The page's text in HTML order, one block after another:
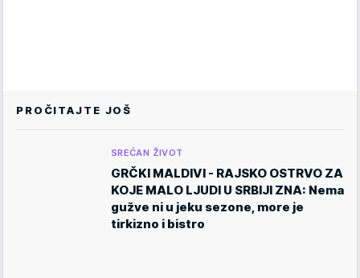
PROČITAJTE JOŠ
SREĆAN ŽIVOT
GRČKI MALDIVI - RAJSKO OSTRVO ZA
KOJE MALO LJUDI U SRBIJI ZNA: Nema
gužve ni u jeku sezone, more je
tirkizno i bistro